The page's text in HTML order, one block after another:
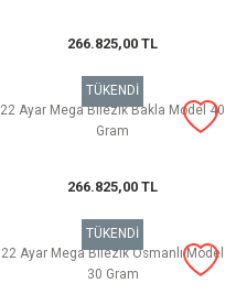
266.825,00 TL
TÜKENDİ
22 Ayar Mega Bilezik Bakla Model 40
Gram
266.825,00 TL
TÜKENDİ
22 Ayar Mega Bilezik Osmanlı Model
30 Gram